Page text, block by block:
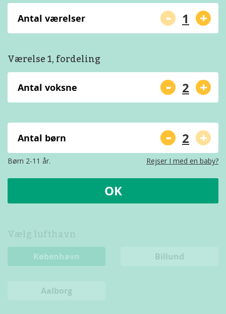
Antal værelser - +
Værelse 1, fordeling
Antal voksne - +
Antal børn - +
Børn 2-11 år. Rejser I med en baby?
OK
Vælg lufthavn
København Billund
Aalborg